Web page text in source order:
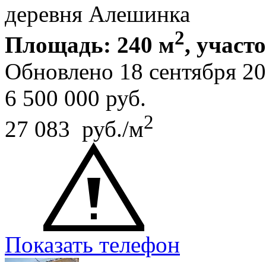
деревня Алешинка
Площадь: 240 м2,
Обновлено 18 сентября
6 500 000 руб.
27 083 руб./м2
Показать телефон